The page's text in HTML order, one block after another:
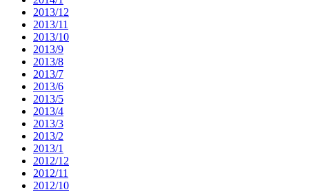
2013/12
2013/11
2013/10
2013/9
2013/8
2013/7
2013/6
2013/5
2013/4
2013/3
2013/2
2013/1
2012/12
2012/11
2012/10